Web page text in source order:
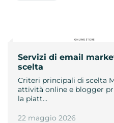
Servizi di email
scelta
Criteri principali di scelta
attività online e blogger
la piatt…
22 maggio 2026